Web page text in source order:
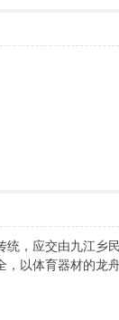
，应交由九江乡
以体育器材的龙